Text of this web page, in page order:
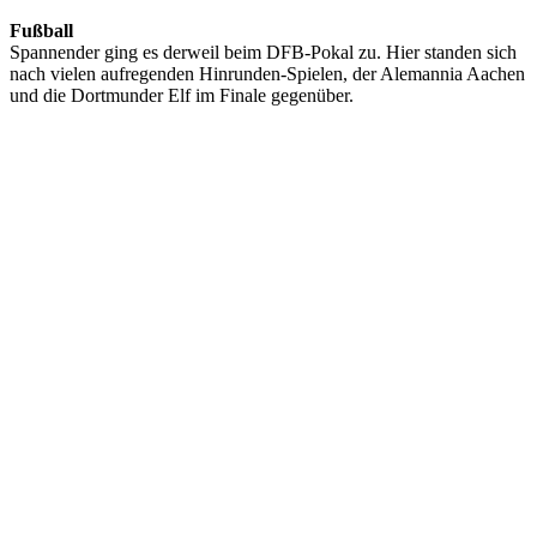
Fußball
Spannender ging es derweil beim DFB-Pokal zu. Hier standen sich
nach vielen aufregenden Hinrunden-Spielen, der Alemannia Aachen
und die Dortmunder Elf im Finale gegenüber.